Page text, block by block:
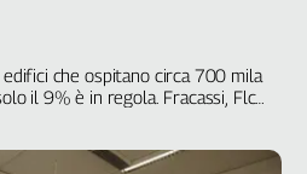
che ospitano circa 700 mila
il 9% è in regola. Fracassi, Flc